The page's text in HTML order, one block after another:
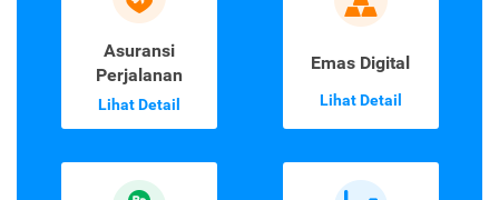
Asuransi
Perjalanan
Lihat Detail
Emas Digital
Lihat Detail